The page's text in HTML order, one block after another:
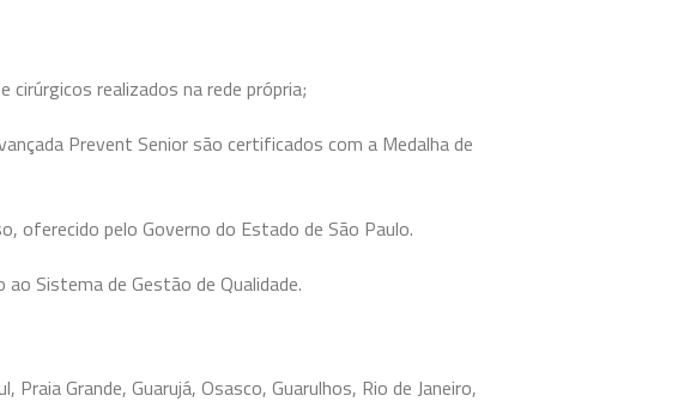
realizados na rede própria;
Prevent Senior são certificados com a Medalha de
oferecido pelo Governo do Estado de São Paulo.
Sistema de Gestão de Qualidade.
Grande, Guarujá, Osasco, Guarulhos, Rio de Janeiro,